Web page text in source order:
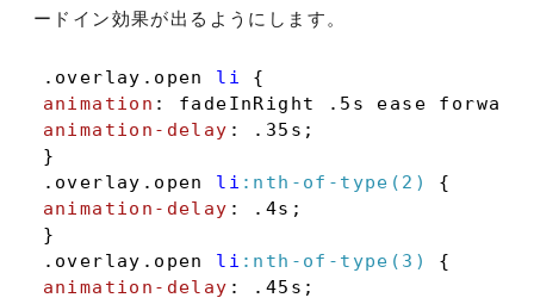
ードイン効果が出るようにします。
.overlay .open li
animation : fadeInRight . 5s
animation-delay : . 35s ;
.overlay .open li :nth-of-type(2)
animation-delay : . 4s ;
.overlay .open li :nth-of-type(3)
animation-delay : . 45s ;